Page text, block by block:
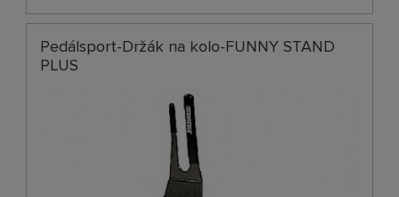
Pedálsport-Držák na kolo-FUNNY STAND
PLUS